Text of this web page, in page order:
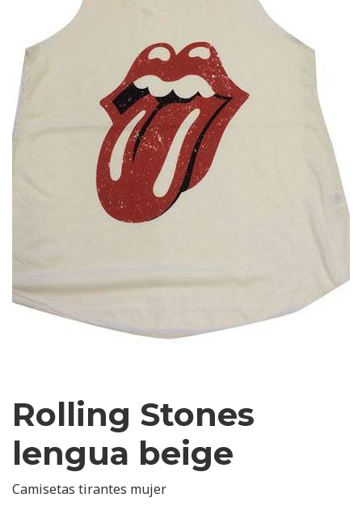
Rolling Stones
lengua beige
Camisetas tirantes mujer